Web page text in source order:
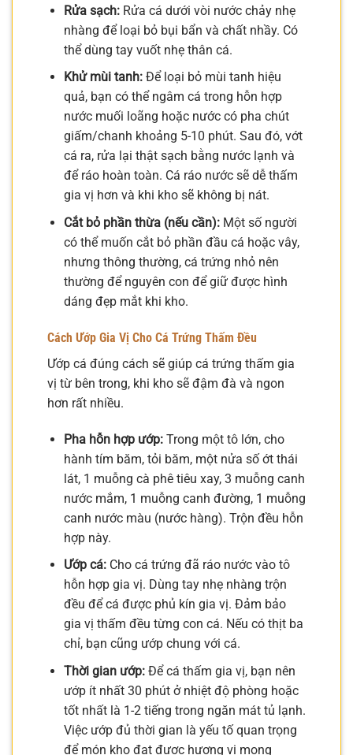
Rửa sạch:Rửa cá dưới vòi nước chảy nhẹ
nhàng để loại bỏ bụi bẩn và chất nhầy. Có
thể dùng tay vuốt nhẹ thân cá.
Khử mùi tanh:Để loại bỏ mùi tanh hiệu
quả, bạn có thể ngâm cá trong hỗn hợp
nước muối loãng hoặc nước có pha chút
giấm/chanh khoảng 5-10 phút. Sau đó, vớt
cá ra, rửa lại thật sạch bằng nước lạnh và
để ráo hoàn toàn. Cá ráo nước sẽ dễ thấm
gia vị hơn và khi kho sẽ không bị nát.
Cắt bỏ phần thừa (nếu cần):Một số người
có thể muốn cắt bỏ phần đầu cá hoặc vây,
nhưng thông thường, cá trứng nhỏ nên
thường để nguyên con để giữ được hình
dáng đẹp mắt khi kho.
Cách Ướp Gia Vị Cho Cá Trứng Thấm Đều
Ướp cá đúng cách sẽ giúp cá trứng thấm gia
vị từ bên trong, khi kho sẽ đậm đà và ngon
hơn rất nhiều.
Pha hỗn hợp ướp:Trong một tô lớn, cho
hành tím băm, tỏi băm, một nửa số ớt thái
lát, 1 muỗng cà phê tiêu xay, 3 muỗng canh
nước mắm, 1 muỗng canh đường, 1 muỗng
canh nước màu (nước hàng). Trộn đều hỗn
hợp này.
Ướp cá:Cho cá trứng đã ráo nước vào tô
hỗn hợp gia vị. Dùng tay nhẹ nhàng trộn
đều để cá được phủ kín gia vị. Đảm bảo
gia vị thấm đều từng con cá. Nếu có thịt ba
chỉ, bạn cũng ướp chung với cá.
Thời gian ướp:Để cá thấm gia vị, bạn nên
ướp ít nhất 30 phút ở nhiệt độ phòng hoặc
tốt nhất là 1-2 tiếng trong ngăn mát tủ lạnh.
Việc ướp đủ thời gian là yếu tố quan trọng
để món kho đạt được hương vị mong